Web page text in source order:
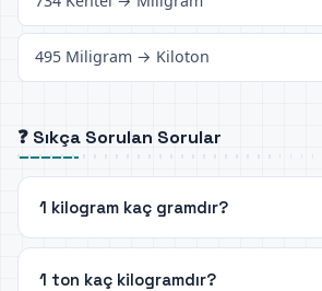
495 Miligram → Kiloton
❓ Sıkça Sorulan Sorular
1 kilogram kaç gramdır?
1 ton kaç kilogramdır?